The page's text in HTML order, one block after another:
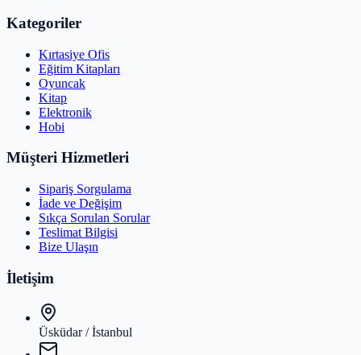
Kategoriler
Kırtasiye Ofis
Eğitim Kitapları
Oyuncak
Kitap
Elektronik
Hobi
Müşteri Hizmetleri
Sipariş Sorgulama
İade ve Değişim
Sıkça Sorulan Sorular
Teslimat Bilgisi
Bize Ulaşın
İletişim
Üsküdar / İstanbul